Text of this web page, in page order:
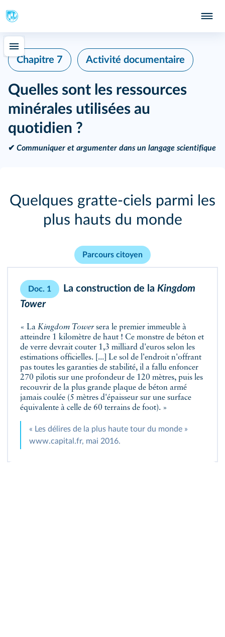
Chapitre 7 Activité documentaire
Quelles sont les ressources
minérales utilisées au
quotidien ?
✔ Communiquer et argumenter dans un langage scientifique
Quelques gratte-ciels parmi les
plus hauts du monde
Parcours citoyen
Doc. 1 La construction de la Kingdom
Tower
« La Kingdom Towersera le premier immeuble à
atteindre 1 kilomètre de haut ! Ce monstre de béton et
de verre devrait couter 1,3 milliard d'euros selon les
estimations officielles. [...] Le sol de l'endroit n'offrant
pas toutes les garanties de stabilité, il a fallu enfoncer
270 pilotis sur une profondeur de 120 mètres, puis les
recouvrir de la plus grande plaque de béton armé
jamais coulée (5 mètres d'épaisseur sur une surface
équivalente à celle de 60 terrains de foot). »
« Les délires de la plus haute tour du monde »
www.capital.fr, mai 2016.